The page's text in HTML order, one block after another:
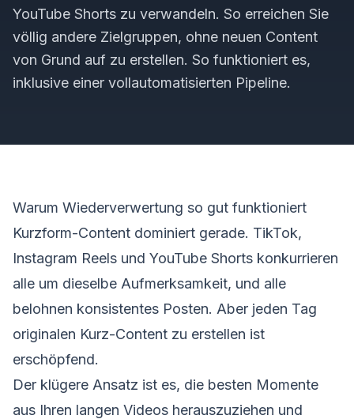
YouTube Shorts zu verwandeln. So erreichen Sie
völlig andere Zielgruppen, ohne neuen Content
von Grund auf zu erstellen. So funktioniert es,
inklusive einer vollautomatisierten Pipeline.
Warum Wiederverwertung so gut funktioniert
Kurzform-Content dominiert gerade. TikTok,
Instagram Reels und YouTube Shorts konkurrieren
alle um dieselbe Aufmerksamkeit, und alle
belohnen konsistentes Posten. Aber jeden Tag
originalen Kurz-Content zu erstellen ist
erschöpfend.
Der klügere Ansatz ist es, die besten Momente
aus Ihren langen Videos herauszuziehen und